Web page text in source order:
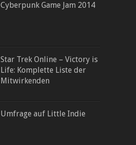
Cyberpunk Game Jam 2014
Star Trek Online – Victory is
Life: Komplette Liste der
Mitwirkenden
Umfrage auf Little Indie